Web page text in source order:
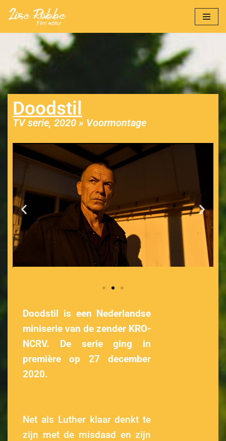
inhoud
Doodstil
TV serie, 2020 » Voormontage
Doodstil is een Nederlandse
miniserie van de zender KRO-
NCRV. De serie ging in
première op 27 december
2020.
Net als Luther klaar denkt te
zijn met de misdaad en zijn